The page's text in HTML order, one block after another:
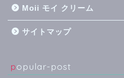
Moii モイ クリーム
サイトマップ
popular-post